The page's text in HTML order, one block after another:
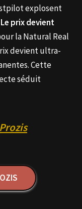
explosent
Le prix devient
la Natural Real
devient ultra-
Cette
séduit